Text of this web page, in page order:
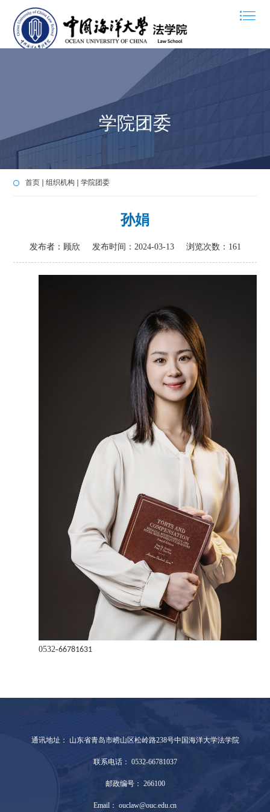
学院团委
首页 组织机构 学院团委
孙娟
发布者：顾欣 发布时间：2024-03-13 浏览次数： 161
0532-66781631
通讯地址： 山东省青岛市崂山区松岭路238号中国海洋大学法学院
联系电话： 0532-66781037
邮政编号： 266100
Email： ouclaw@ouc.edu.cn